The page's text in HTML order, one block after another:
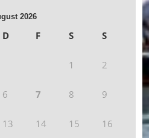
2026
D F S S
1 2
6 7 8 9
13 14 15 16